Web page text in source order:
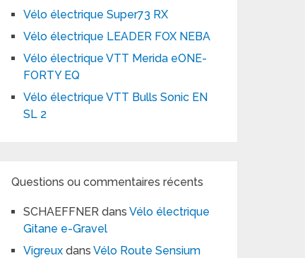
Vélo électrique Super73 RX
Vélo électrique LEADER FOX NEBA
Vélo électrique VTT Merida eONE-
FORTY EQ
Vélo électrique VTT Bulls Sonic EN
SL 2
Questions ou commentaires récents
SCHAEFFNER dansVélo électrique
Gitane e-Gravel
Vigreux dansVélo Route Sensium